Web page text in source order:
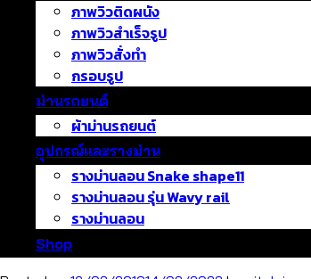
ภาพวิวติดผนัง
ภาพวิวสำเร็จรูป
ภาพวิวสั่งทำ
กรอบรูป
ม่านรถยนต์
ผ้าม่านรถยนต์
อุปกรณ์และรางม่าน
รางม่านลอน Snake shape11
รางม่านลอน รุ่น Wavy rail
รางม่านลอน
Shop